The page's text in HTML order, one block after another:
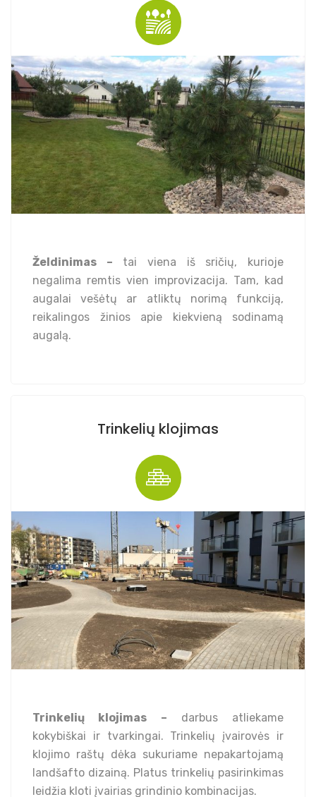
Želdinimas – tai viena iš sričių, kurioje
negalima remtis vien improvizacija. Tam, kad
augalai vešėtų ar atliktų norimą funkciją,
reikalingos žinios apie kiekvieną sodinamą
augalą.
Trinkelių klojimas
Trinkelių klojimas – darbus atliekame
kokybiškai ir tvarkingai. Trinkelių įvairovės ir
klojimo raštų dėka sukuriame nepakartojamą
landšafto dizainą. Platus trinkelių pasirinkimas
leidžia kloti įvairias grindinio kombinacijas.